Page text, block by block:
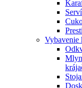
Vybavenie